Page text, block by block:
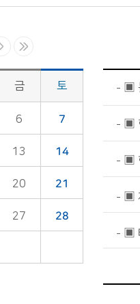
금 토
6 7
13 14
20 21
27 28
▣
▣
▣
▣
▣